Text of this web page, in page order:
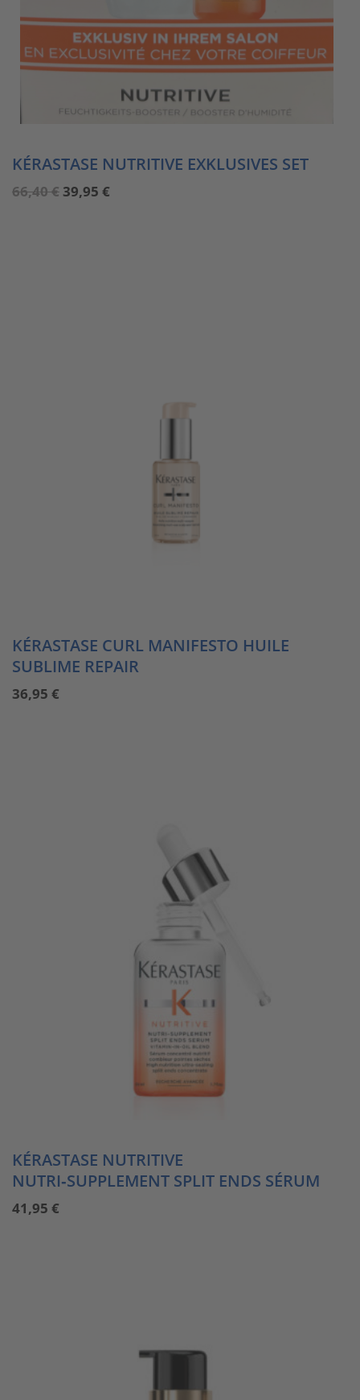
KÉRASTASE NUTRITIVE EXKLUSIVES SET
66,40€Ursprünglicher
Preis
39,95 €
KÉRASTASE CURL MANIFESTO HUILE
SUBLIME REPAIR
36,95 €
KÉRASTASE NUTRITIVE
NUTRI‑SUPPLEMENT SPLIT ENDS SÉRUM
41,95 €